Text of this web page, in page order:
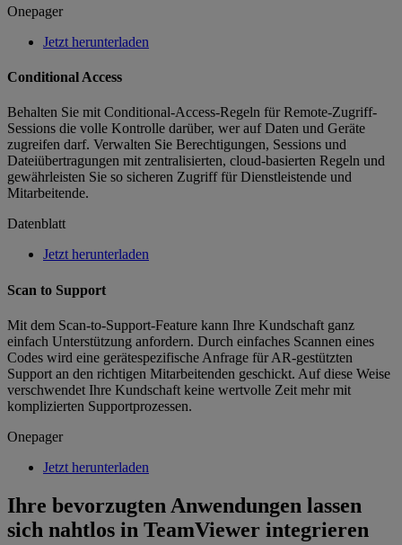
Onepager
Jetzt herunterladen
Conditional Access
Behalten Sie mit Conditional-Access-Regeln für Remote-Zugriff-
Sessions die volle Kontrolle darüber, wer auf Daten und Geräte
zugreifen darf. Verwalten Sie Berechtigungen, Sessions und
Dateiübertragungen mit zentralisierten, cloud-basierten Regeln und
gewährleisten Sie so sicheren Zugriff für Dienstleistende und
Mitarbeitende.
Datenblatt
Jetzt herunterladen
Scan to Support
Mit dem Scan-to-Support-Feature kann Ihre Kundschaft ganz
einfach Unterstützung anfordern. Durch einfaches Scannen eines
Codes wird eine gerätespezifische Anfrage für AR-gestützten
Support an den richtigen Mitarbeitenden geschickt. Auf diese Weise
verschwendet Ihre Kundschaft keine wertvolle Zeit mehr mit
komplizierten Supportprozessen.
Onepager
Jetzt herunterladen
Ihre bevorzugten Anwendungen lassen
sich nahtlos in TeamViewer integrieren